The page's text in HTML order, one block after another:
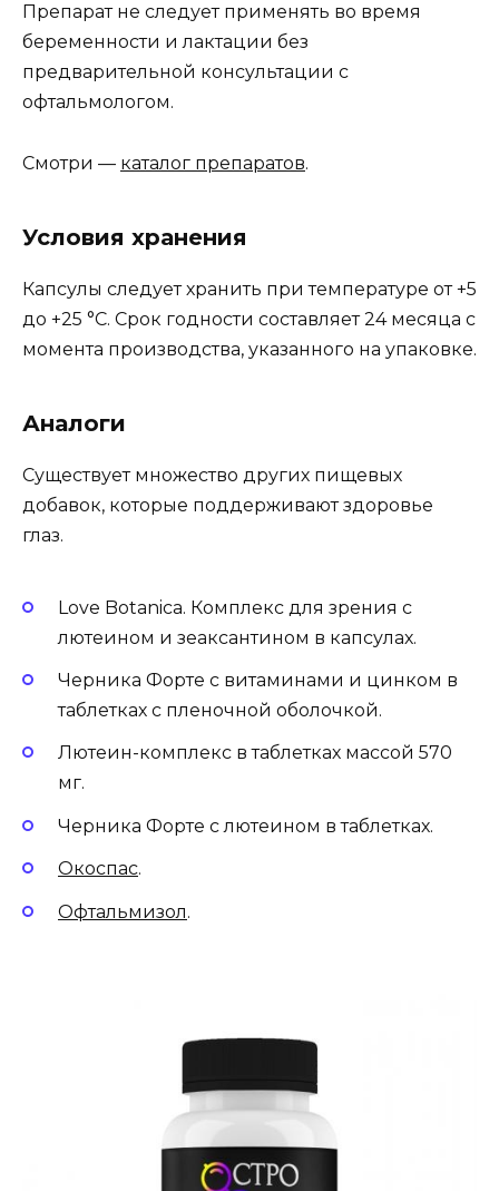
Препарат не следует применять во время
беременности и лактации без
предварительной консультации с
офтальмологом.
Смотри — каталог препаратов.
Условия хранения
Капсулы следует хранить при температуре от +5
до +25 °C. Срок годности составляет 24 месяца с
момента производства, указанного на упаковке.
Аналоги
Существует множество других пищевых
добавок, которые поддерживают здоровье
глаз.
Love Botanica. Комплекс для зрения с
лютеином и зеаксантином в капсулах.
Черника Форте с витаминами и цинком в
таблетках с пленочной оболочкой.
Лютеин-комплекс в таблетках массой 570
мг.
Черника Форте с лютеином в таблетках.
Окоспас.
Офтальмизол.